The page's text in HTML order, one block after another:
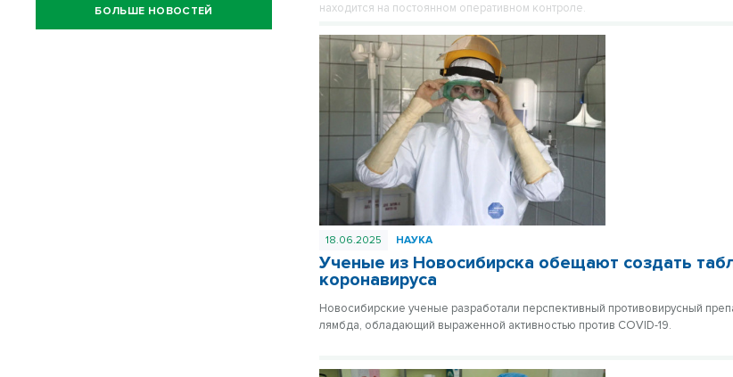
находится на постоянном оперативном контроле.
18.06.2025 НАУКА
Ученые из Новосибирска обещают создать
коронавируса
Новосибирские ученые разработали перспективный противовирусный
лямбда, обладающий выраженной активностью против COVID-19.
БОЛЬШЕ НОВОСТЕЙ